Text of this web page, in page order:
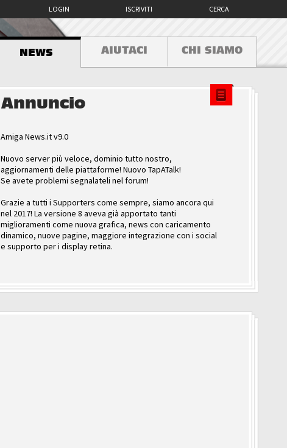
CERCA
ISCRIVITI
LOGIN
NEWS AIUTACI CHI SIAMO
Annuncio
Amiga News.it v9.0
Nuovo server più veloce, dominio tutto nostro,
aggiornamenti delle piattaforme! Nuovo TapATalk!
Se avete problemi segnalateli nel forum!
Grazie a tutti i Supporters come sempre, siamo ancora qui
nel 2017! La versione 8 aveva già apportato tanti
miglioramenti come nuova grafica, news con caricamento
dinamico, nuove pagine, maggiore integrazione con i social
e supporto per i display retina.